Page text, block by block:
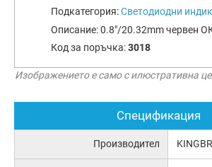
Подкатегория:Светодиодни
Описание:0.8"/20.32mm червен
Код за поръчка:3018
Изображението е само с илюстративна
Спецификация
Производител